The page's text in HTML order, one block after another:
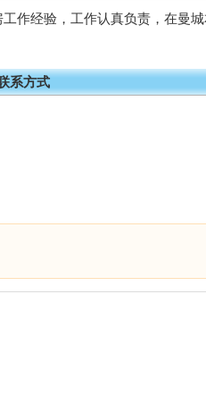
作经验，工作认真负责，在曼
系方式